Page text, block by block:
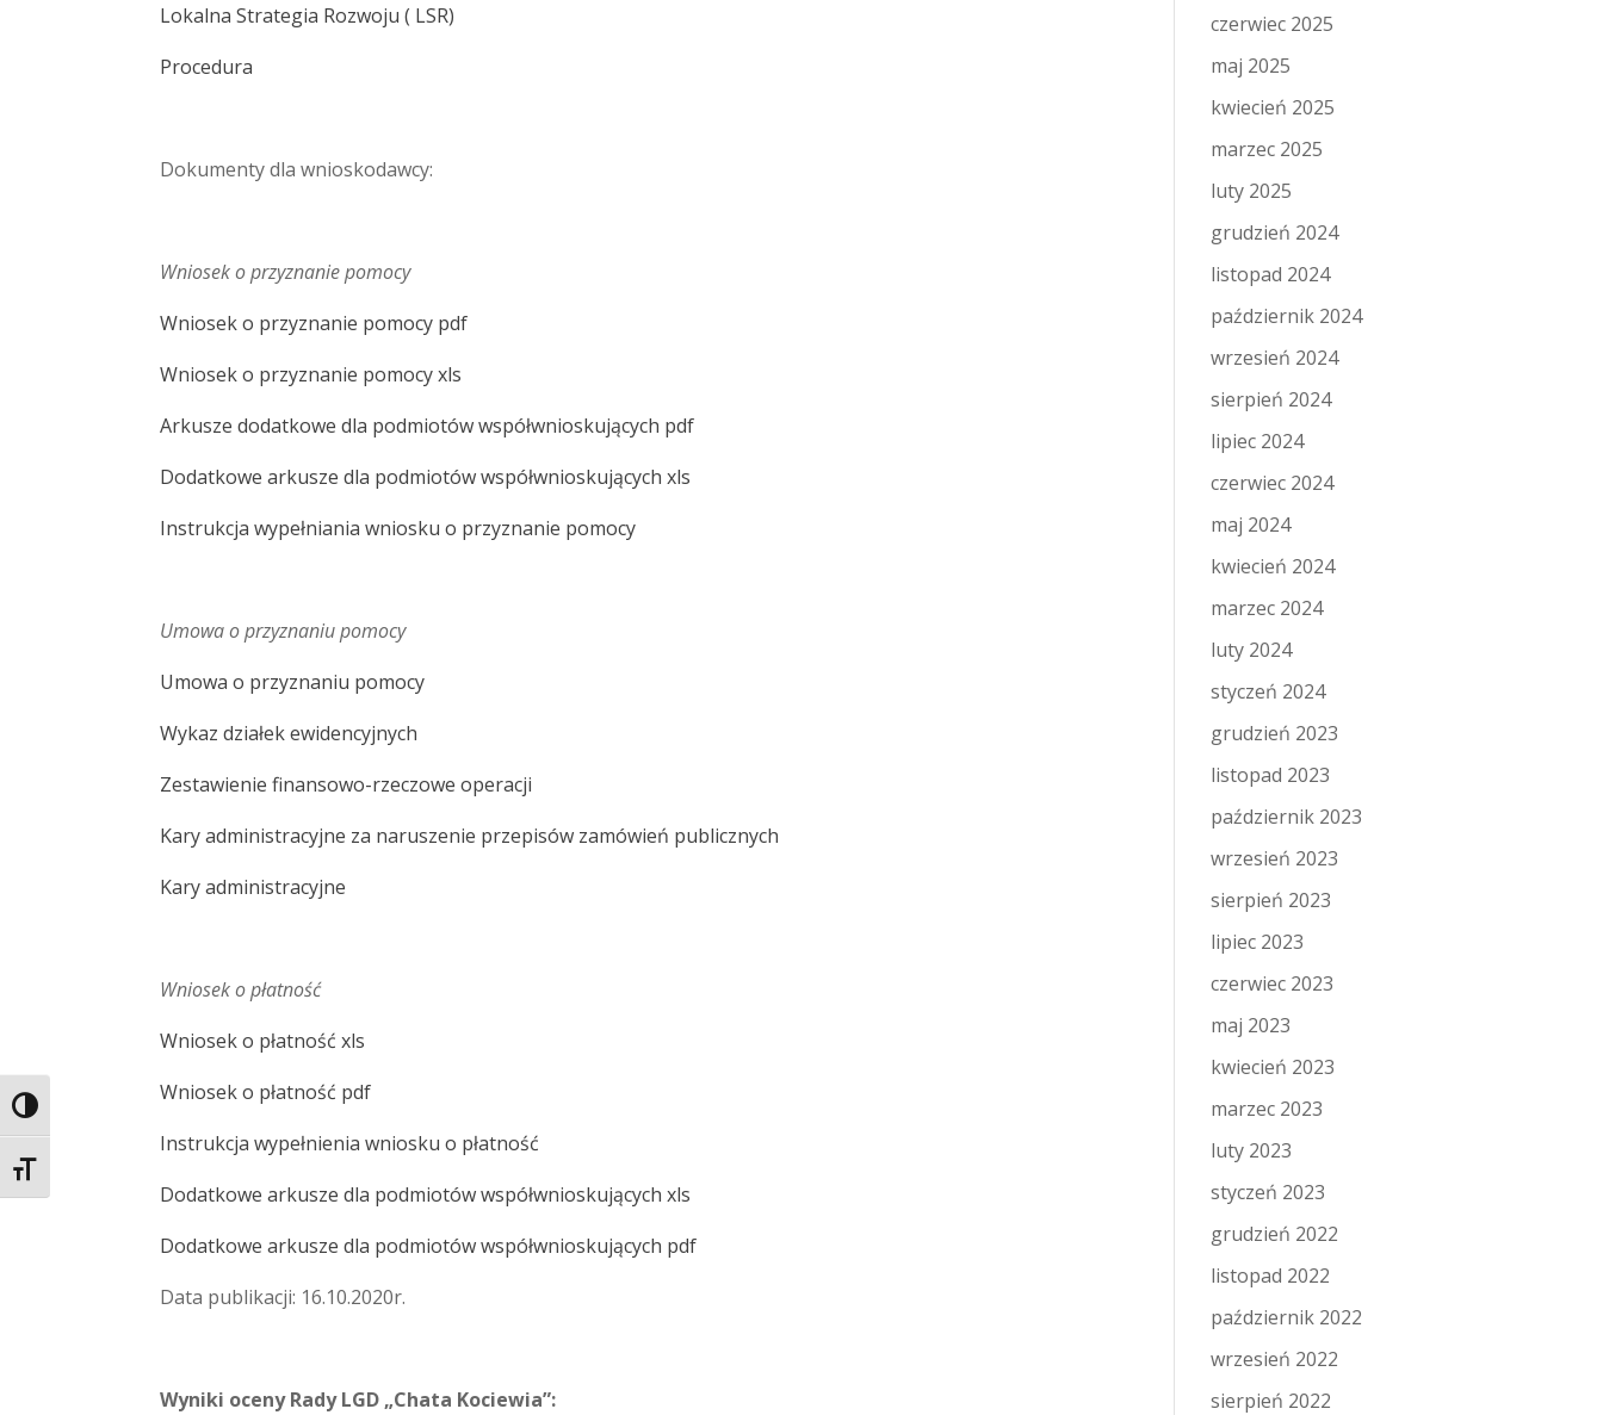
Toggle High Contrast
Toggle Font size
Lokalna Strategia Rozwoju ( LSR)
Procedura
Dokumenty dla wnioskodawcy:
Wniosek o przyznanie pomocy
Wniosek o przyznanie pomocy pdf
Wniosek o przyznanie pomocy xls
Arkusze dodatkowe dla podmiotów współwnioskujących pdf
Dodatkowe arkusze dla podmiotów współwnioskujących xls
Instrukcja wypełniania wniosku o przyznanie pomocy
Umowa o przyznaniu pomocy
Umowa o przyznaniu pomocy
Wykaz działek ewidencyjnych
Zestawienie finansowo-rzeczowe operacji
Kary administracyjne za naruszenie przepisów zamówień publicznych
Kary administracyjne
Wniosek o płatność
Wniosek o płatność xls
Wniosek o płatność pdf
Instrukcja wypełnienia wniosku o płatność
Dodatkowe arkusze dla podmiotów współwnioskujących xls
Dodatkowe arkusze dla podmiotów współwnioskujących pdf
Data publikacji: 16.10.2020r.
Wyniki oceny Rady LGD „Chata Kociewia”:
czerwiec 2025
maj 2025
kwiecień 2025
marzec 2025
luty 2025
grudzień 2024
listopad 2024
październik 2024
wrzesień 2024
sierpień 2024
lipiec 2024
czerwiec 2024
maj 2024
kwiecień 2024
marzec 2024
luty 2024
styczeń 2024
grudzień 2023
listopad 2023
październik 2023
wrzesień 2023
sierpień 2023
lipiec 2023
czerwiec 2023
maj 2023
kwiecień 2023
marzec 2023
luty 2023
styczeń 2023
grudzień 2022
listopad 2022
październik 2022
wrzesień 2022
sierpień 2022